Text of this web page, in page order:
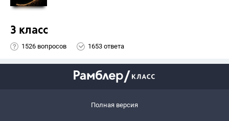
3 класс
1526 вопросов 1653 ответа
Полная версия